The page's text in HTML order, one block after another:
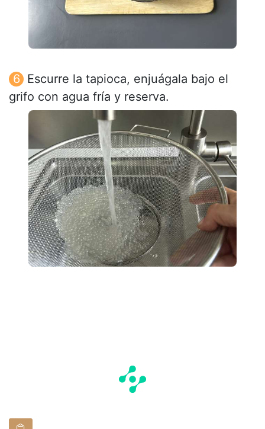
Escurre la tapioca, enjuágala bajo el
grifo con agua fría y reserva.